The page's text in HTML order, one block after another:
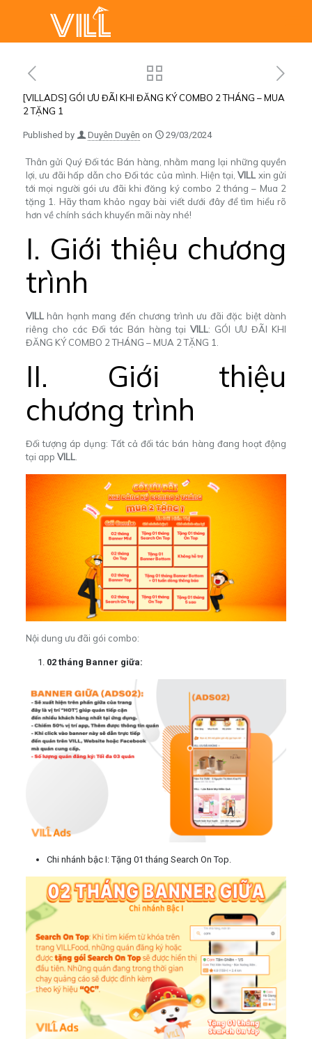
[VILLADS] GÓI ƯU ĐÃI KHI ĐĂNG KÝ COMBO 2 THÁNG – MUA
2 TẶNG 1
Published by Duyên Duyên on 29/03/2024
Thân gửi Quý Đối tác Bán hàng, nhằm mang lại những quyền
lợi, ưu đãi hấp dẫn cho Đối tác của mình. Hiện tại,VILL xin gửi
tới mọi người gói ưu đãi khi đăng ký combo 2 tháng – Mua 2
tặng 1. Hãy tham khảo ngay bài viết dưới đây để tìm hiểu rõ
hơn về chính sách khuyến mãi này nhé!
I. Giới thiệu chương
trình
VILLhân hạnh mang đến chương trình ưu đãi đặc biệt dành
riêng cho các Đối tác Bán hàng tạiVILL: GÓI ƯU ĐÃI KHI
ĐĂNG KÝ COMBO 2 THÁNG – MUA 2 TẶNG 1.
II. Giới thiệu
chương trình
Đối tượng áp dụng: Tất cả đối tác bán hàng đang hoạt động
tại app VILL.
Nội dung ưu đãi gói combo:
02 tháng Banner giữa:
Chi nhánh bậc I: Tặng 01 tháng Search On Top.